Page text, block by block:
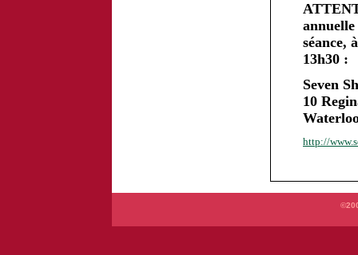
séance,
13h30 :
Seven
10
http://